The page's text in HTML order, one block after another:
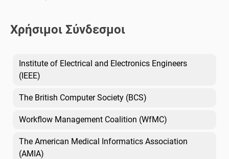
Χρήσιμοι Σύνδεσμοι
Institute of Electrical and Electronics Engineers
(IEEE)
The British Computer Society (BCS)
Workflow Management Coalition (WfMC)
The American Medical Informatics Association
(AMIA)